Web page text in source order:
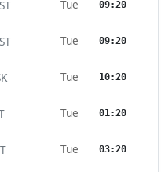
Tue 09:20
Tue 09:20
Tue 10:20
Tue 01:20
Tue 03:20